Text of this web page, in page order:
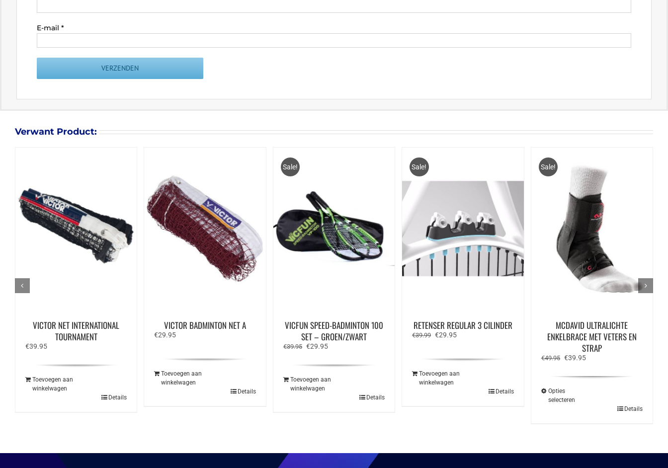
E-mail *
Verwant Product:
VICTOR NET INTERNATIONAL
TOURNAMENT
€39.95
Toevoegen aan
winkelwagen
Details
VICTOR BADMINTON NET A
€29.95
Toevoegen aan
winkelwagen
Details
Sale!
VICFUN SPEED-BADMINTON 100
SET – GROEN/ZWART
€39.95 Oorspronkelijke
€29.95Huidige
Toevoegen aan
winkelwagen
Details
Sale!
RETENSER REGULAR 3 CILINDER
€39.99 Oorspronkelijke
€39.99.
€29.95Huidige
€29.95.
Toevoegen aan
winkelwagen
Details
Sale!
MCDAVID ULTRALICHTE
ENKELBRACE MET VETERS EN
STRAP
€49.95 Oorspronkelijke
€39.95Huidige
Opties
selecteren
optie
Details